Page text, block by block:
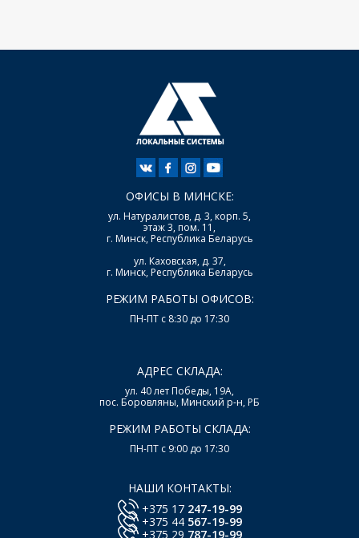
ОФИСЫ В МИНСКЕ:
ул. Натуралистов, д. 3, корп. 5,
этаж 3, пом. 11,
г. Минск, Республика Беларусь
ул. Каховская, д. 37,
г. Минск, Республика Беларусь
РЕЖИМ РАБОТЫ ОФИСОВ:
ПН-ПТ с 8:30 до 17:30
АДРЕС СКЛАДА:
ул. 40 лет Победы, 19А,
пос. Боровляны, Минский р-н, РБ
РЕЖИМ РАБОТЫ СКЛАДА:
ПН-ПТ с 9:00 до 17:30
НАШИ КОНТАКТЫ:
+375 17 247-19-99
+375 44 567-19-99
+375 29 787-19-99